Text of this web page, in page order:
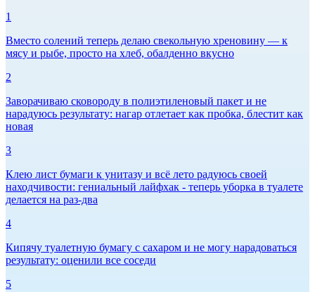
1
Вместо солений теперь делаю свекольную хреновину — к
мясу и рыбе, просто на хлеб, обалденно вкусно
2
Заворачиваю сковороду в полиэтиленовый пакет и не
нарадуюсь результату: нагар отлетает как пробка, блестит как
новая
3
Клею лист бумаги к унитазу и всё лето радуюсь своей
находчивости: гениальный лайфхак - теперь уборка в туалете
делается на раз-два
4
Кипячу туалетную бумагу с сахаром и не могу нарадоваться
результату: оценили все соседи
5